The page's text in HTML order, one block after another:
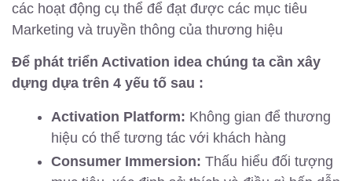
các hoạt động cụ thể để đạt được các mục tiêu
Marketing và truyền thông của thương hiệu
Để phát triển Activation idea chúng ta cần xây
dựng dựa trên 4 yếu tố sau :
Activation Platform: Không gian để thương
hiệu có thể tương tác với khách hàng
Consumer Immersion: Thấu hiểu đối tượng